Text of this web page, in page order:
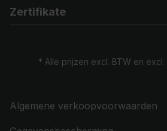
Zertifikate
* Alle prijzen excl. BTW en excl.
Algemene verkoopvoorwaarden